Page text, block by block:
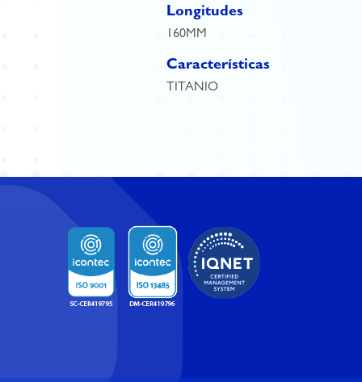
Longitudes
160MM
Características
TITANIO